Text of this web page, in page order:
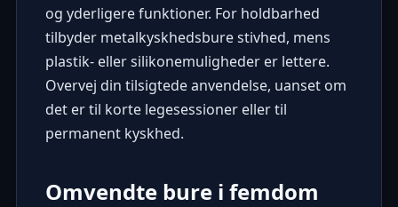
og yderligere funktioner. For holdbarhed
tilbyder metalkyskhedsburestivhed, mens
plastik- eller silikonemuligheder er lettere.
Overvej din tilsigtede anvendelse, uanset om
det er til korte legesessioner eller til
permanent kyskhed.
Omvendte bure i femdom